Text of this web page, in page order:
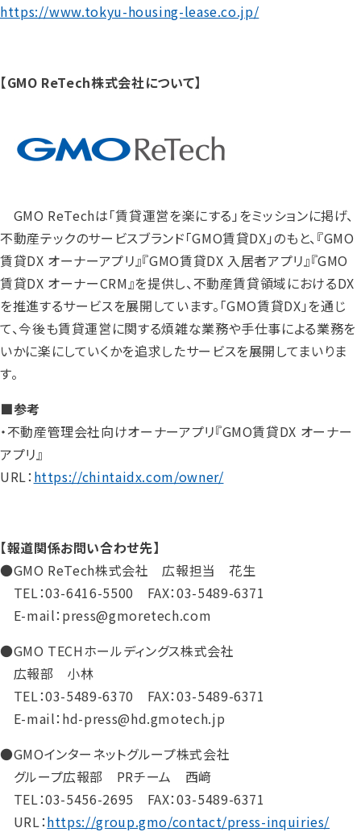
https://www.tokyu-housing-lease.co.jp/
【GMO ReTech株式会社について】
GMO ReTechは「賃貸運営を楽にする」をミッションに掲げ、
不動産テックのサービスブランド「GMO賃貸DX」のもと、『GMO
賃貸DX オーナーアプリ』『GMO賃貸DX 入居者アプリ』『GMO
賃貸DX オーナーCRM』を提供し、不動産賃貸領域におけるDX
を推進するサービスを展開しています。「GMO賃貸DX」を通じ
て、今後も賃貸運営に関する煩雑な業務や手仕事による業務を
いかに楽にしていくかを追求したサービスを展開してまいりま
す。
■参考
・不動産管理会社向けオーナーアプリ『GMO賃貸DX オーナー
アプリ』
URL： https://chintaidx.com/owner/
【報道関係お問い合わせ先】
●GMO ReTech株式会社 広報担当 花生
TEL：03-6416-5500 FAX：03-5489-6371
E-mail：press@gmoretech.com
●GMO TECHホールディングス株式会社
広報部 小林
TEL：03-5489-6370 FAX：03-5489-6371
E-mail：hd-press@hd.gmotech.jp
●GMOインターネットグループ株式会社
グループ広報部 PRチーム 西﨑
TEL：03-5456-2695 FAX：03-5489-6371
URL：https://group.gmo/contact/press-inquiries/